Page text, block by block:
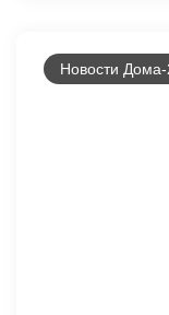
Новости Дома-